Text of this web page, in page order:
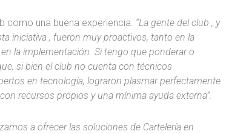
como una buena experiencia. “La gente del club , y
iniciativa , fueron muy proactivos, tanto en la
la implementación. Si tengo que ponderar o
si bien el club no cuenta con técnicos
en tecnología, lograron plasmar perfectamente
recursos propios y una mínima ayuda externa”.
a ofrecer las soluciones de Cartelería en